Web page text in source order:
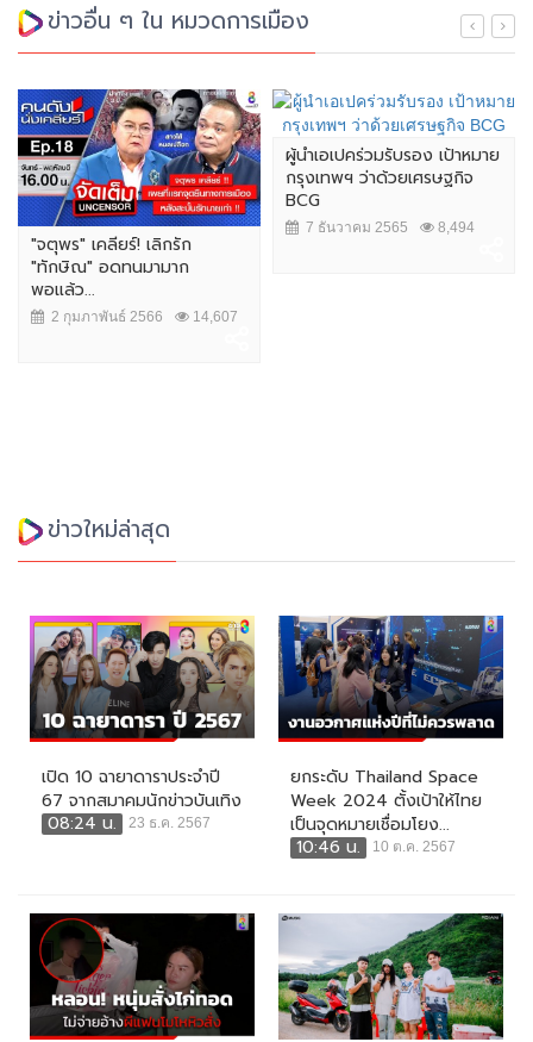
ข่าวอื่น ๆ ใน หมวดการเมือง
"จตุพร" เคลียร์! เลิกรัก
"ทักษิณ" อดทนมามาก
พอแล้ว...
2 กุมภาพันธ์ 2566 14,607
ผู้นำเอเปคร่วมรับรอง เป้าหมาย
กรุงเทพฯ ว่าด้วยเศรษฐกิจ
BCG
7 ธันวาคม 2565 8,494
ข่าวใหม่ล่าสุด
เปิด 10 ฉายาดาราประจำปี
67 จากสมาคมนักข่าวบันเทิง
08:24 น.
23 ธ.ค. 2567
ยกระดับ Thailand Space
Week 2024 ตั้งเป้าให้ไทย
เป็นจุดหมายเชื่อมโยง...
10:46 น.
10 ต.ค. 2567